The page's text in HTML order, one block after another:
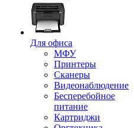
Для офиса
МФУ
Принтеры
Сканеры
Видеонаблюдение
Бесперебойное
питание
Картриджи